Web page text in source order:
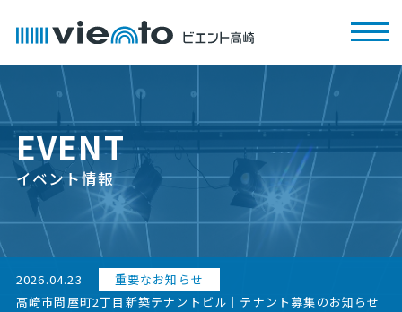
EVENT
イベント情報
2026.04.23
重要なお知らせ
高崎市問屋町2丁目新築テナントビル｜テナント募集のお知らせ